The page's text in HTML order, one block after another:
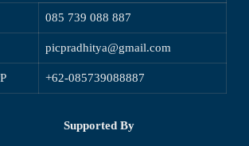
085 739 088 887
picpradhitya@gmail.com
+62-085739088887
Supported By